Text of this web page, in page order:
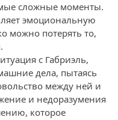
сложные моменты.
эмоциональную
можно потерять то,
с Габриэль,
дела, пытаясь
между ней и
и недоразумения
которое